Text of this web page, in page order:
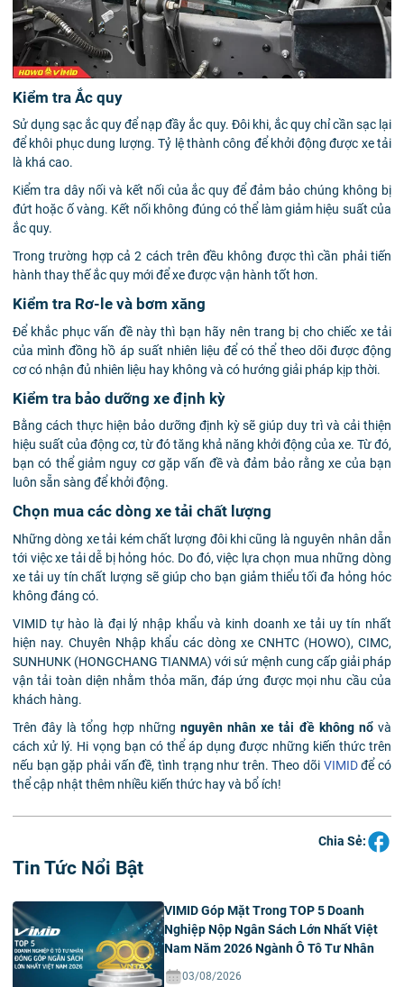
Kiểm tra Ắc quy
Sử dụng sạc ắc quy để nạp đầy ắc quy. Đôi khi, ắc quy chỉ cần sạc lại
để khôi phục dung lượng. Tỷ lệ thành công để khởi động được xe tải
là khá cao.
Kiểm tra dây nối và kết nối của ắc quy để đảm bảo chúng không bị
đứt hoặc ố vàng. Kết nối không đúng có thể làm giảm hiệu suất của
ắc quy.
Trong trường hợp cả 2 cách trên đều không được thì cần phải tiến
hành thay thế ắc quy mới để xe được vận hành tốt hơn.
Kiểm tra Rơ-le và bơm xăng
Để khắc phục vấn đề này thì bạn hãy nên trang bị cho chiếc xe tải
của mình đồng hồ áp suất nhiên liệu để có thể theo dõi được động
cơ có nhận đủ nhiên liệu hay không và có hướng giải pháp kịp thời.
Kiểm tra bảo dưỡng xe định kỳ
Bằng cách thực hiện bảo dưỡng định kỳ sẽ giúp duy trì và cải thiện
hiệu suất của động cơ, từ đó tăng khả năng khởi động của xe. Từ đó,
bạn có thể giảm nguy cơ gặp vấn đề và đảm bảo rằng xe của bạn
luôn sẵn sàng để khởi động.
Chọn mua các dòng xe tải chất lượng
Những dòng xe tải kém chất lượng đôi khi cũng là nguyên nhân dẫn
tới việc xe tải dễ bị hỏng hóc. Do đó, việc lựa chọn mua những dòng
xe tải uy tín chất lượng sẽ giúp cho bạn giảm thiểu tối đa hỏng hóc
không đáng có.
VIMID tự hào là đại lý nhập khẩu và kinh doanh xe tải uy tín nhất
hiện nay. Chuyên Nhập khẩu các dòng xe CNHTC (HOWO), CIMC,
SUNHUNK (HONGCHANG TIANMA) với sứ mệnh cung cấp giải pháp
vận tải toàn diện nhằm thỏa mãn, đáp ứng được mọi nhu cầu của
khách hàng.
Trên đây là tổng hợp những nguyên nhân xe tải đề không nổvà
cách xử lý. Hi vọng bạn có thể áp dụng được những kiến thức trên
nếu bạn gặp phải vấn đề, tình trạng như trên. Theo dõi VIMIDđể có
thể cập nhật thêm nhiều kiến thức hay và bổ ích!
Chia Sẻ:
Tin Tức Nổi Bật
VIMID Góp Mặt Trong TOP 5 Doanh
Nghiệp Nộp Ngân Sách Lớn Nhất Việt
Nam Năm 2026 Ngành Ô Tô Tư Nhân
03/08/2026